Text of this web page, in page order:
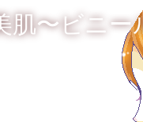
肌〜ビニ